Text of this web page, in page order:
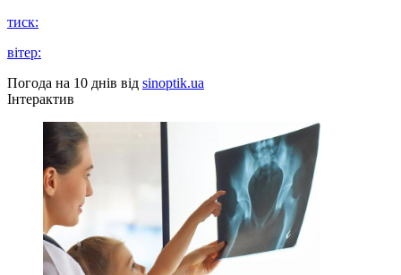
тиск:
вітер:
Погода на 10 днів від sinoptik.ua
Інтерактив